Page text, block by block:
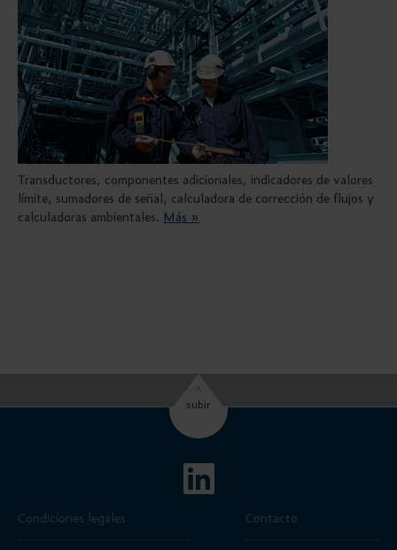
Transductores, componentes adicionales, indicadores de valores
límite, sumadores de señal, calculadora de corrección de flujos y
calculadoras ambientales. Más »
^
subir
Condiciones legales Contacto